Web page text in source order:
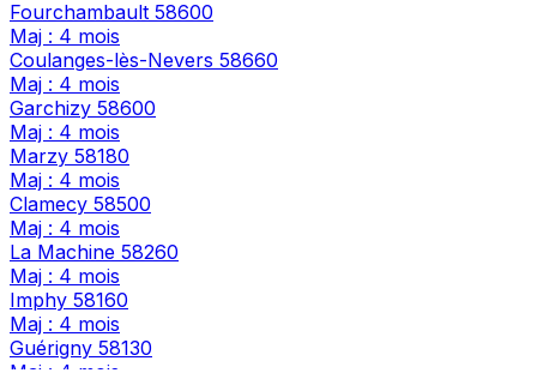
Fourchambault 58600
Maj : 4 mois
Coulanges-lès-Nevers 58660
Maj : 4 mois
Garchizy 58600
Maj : 4 mois
Marzy 58180
Maj : 4 mois
Clamecy 58500
Maj : 4 mois
La Machine 58260
Maj : 4 mois
Imphy 58160
Maj : 4 mois
Guérigny 58130
Maj : 4 mois